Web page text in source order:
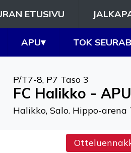
ETUSIVU
APU▾ TOK
P/T7-8, P7 Taso 3
FC Halikko -
Halikko, Salo. Hippo-arena